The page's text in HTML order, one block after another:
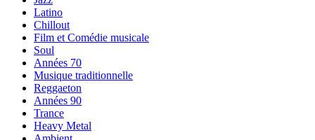
Latino
Chillout
Film et Comédie musicale
Soul
Années 70
Musique traditionnelle
Reggaeton
Années 90
Trance
Heavy Metal